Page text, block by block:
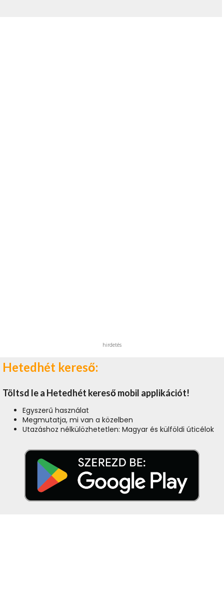
hirdetés
Hetedhét kereső:
Töltsd le a Hetedhét kereső mobil applikációt!
Egyszerű használat
Megmutatja, mi van a közelben
Utazáshoz nélkülözhetetlen: Magyar és külföldi úticélok